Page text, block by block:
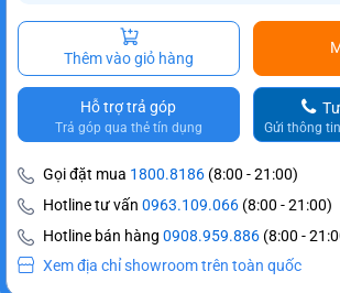
Thêm vào giỏ hàng
Hỗ trợ trả góp
Trả góp qua thẻ tín dụng Gửi thông
Gọi đặt mua 1800.8186 (8:00 - 21:00)
Hotline tư vấn 0963.109.066 (8:00 - 21:00)
Hotline bán hàng 0908.959.886 (8:00 -
Xem địa chỉ showroom trên toàn quốc